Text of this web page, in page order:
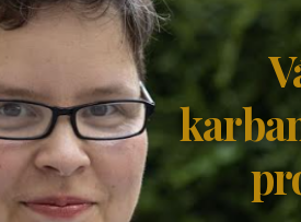
VÁLLALATI KARBANTARTÁS
REFERENCIÁK